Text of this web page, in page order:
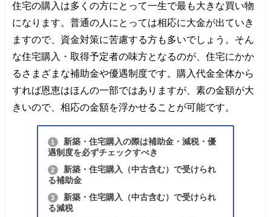
住宅の購入は多くの方にとって一生で最も大きな買い物
になります。普通の人にとっては相応に大金が出ていき
ますので、資金対策に苦慮する方も多いでしょう。そん
な住宅購入・取得予定者の味方となるのが、住宅にかか
るさまざまな補助金や優遇制度です。購入代金全体から
すれば恩恵はほんの一部ではありますが、素の金額が大
きいので、相応の金額を浮かせることが可能です。
1
新築・住宅購入の際は補助金・減税・優
遇制度を必ずチェックすべき
2
新築・住宅購入（中古含む）で受けられ
る補助金
3
新築・住宅購入（中古含む）で受けられ
る減税